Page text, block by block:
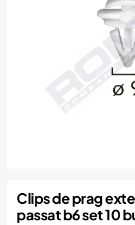
Clips de prag
passat b6 set 10